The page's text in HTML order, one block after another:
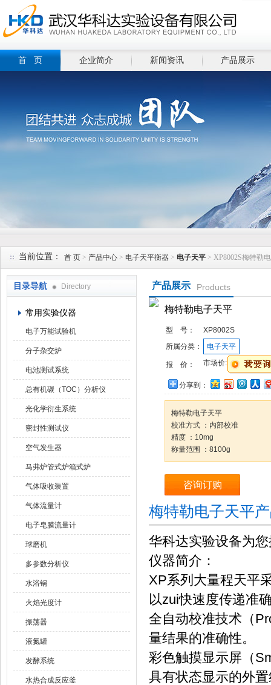
首 页 企业简介 新闻资讯 产品展示
当前位置： 首 页 > 产品中心 > 电子天平衡器 > 电子天平 > XP8002S梅特勒
目录导航 Directory
常用实验仪器
电子万能试验机
分子杂交炉
电池测试系统
总有机碳（TOC）分析仪
光化学衍生系统
密封性测试仪
空气发生器
马弗炉管式炉箱式炉
气体吸收装置
气体流量计
电子皂膜流量计
球磨机
多参数分析仪
水浴锅
火焰光度计
振荡器
液氮罐
发酵系统
水热合成反应釜
产品展示 Products
梅特勒电子天平
型 号：
XP8002S
所属分类：
电子天平
报 价： 市场价:
分享到：
梅特勒电子天平
校准方式 ：内部校准
精度 ：10mg
称量范围 ：8100g
咨询订购
梅特勒电子天平
华科达实验设备为
仪器简介：
XP系列大量程天平
以zui快速度传递准
全自动校准技术（
量结果的准确性。
彩色触摸显示屏（
具有状态显示的外